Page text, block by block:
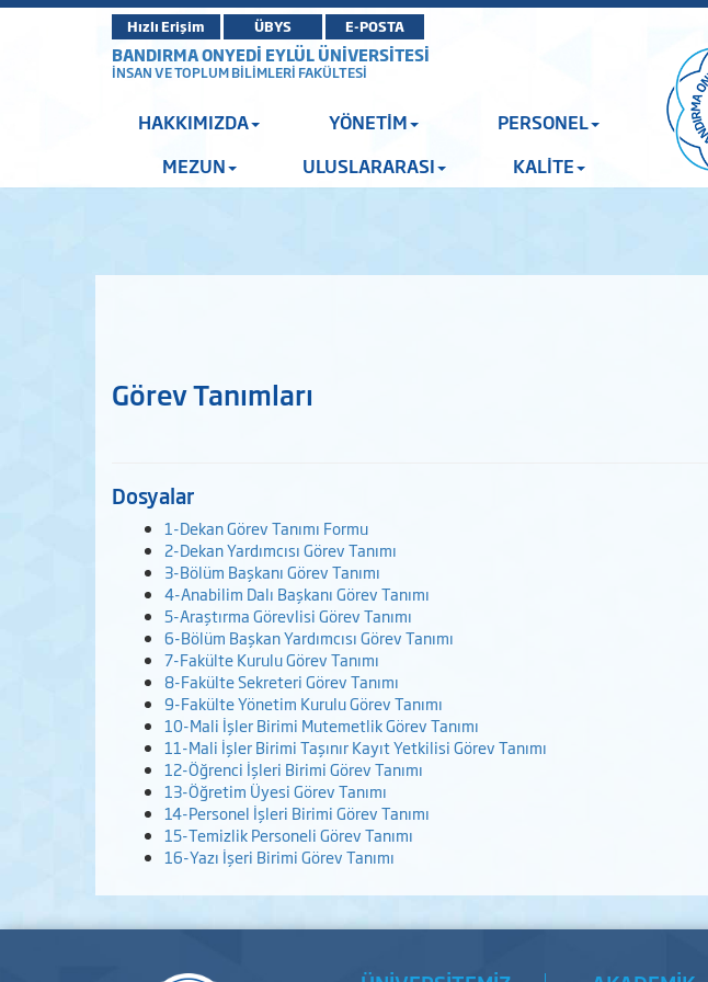
Hızlı Erişim ÜBYS E-POSTA
BANDIRMA ONYEDİ EYLÜL ÜNİVERSİTESİ
İNSAN VE TOPLUM BİLİMLERİ FAKÜLTESİ
HAKKIMIZDA YÖNETİM PERSONEL
MEZUN
ULUSLARARASI KALİTE
Görev Tanımları
Dosyalar
1-Dekan Görev Tanımı Formu
2-Dekan Yardımcısı Görev Tanımı
3-Bölüm Başkanı Görev Tanımı
4-Anabilim Dalı Başkanı Görev Tanımı
5-Araştırma Görevlisi Görev Tanımı
6-Bölüm Başkan Yardımcısı Görev Tanımı
7-Fakülte Kurulu Görev Tanımı
8-Fakülte Sekreteri Görev Tanımı
9-Fakülte Yönetim Kurulu Görev Tanımı
10-Mali İşler Birimi Mutemetlik Görev Tanımı
11-Mali İşler Birimi Taşınır Kayıt Yetkilisi Görev Tanımı
12-Öğrenci İşleri Birimi Görev Tanımı
13-Öğretim Üyesi Görev Tanımı
14-Personel İşleri Birimi Görev Tanımı
15-Temizlik Personeli Görev Tanımı
16-Yazı İşeri Birimi Görev Tanımı